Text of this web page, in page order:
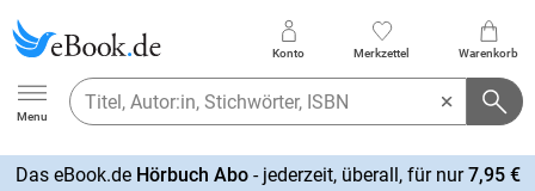
Ebook.de
Menu
Konto Merkzettel Warenkorb
Das eBook.de Hörbuch Abo- jederzeit, überall, für nur7,95 €